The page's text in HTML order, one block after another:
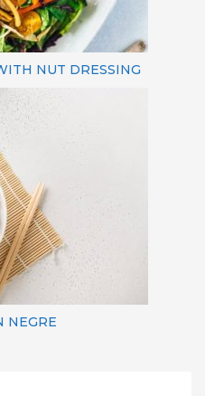
NUT DRESSING
NEGRE